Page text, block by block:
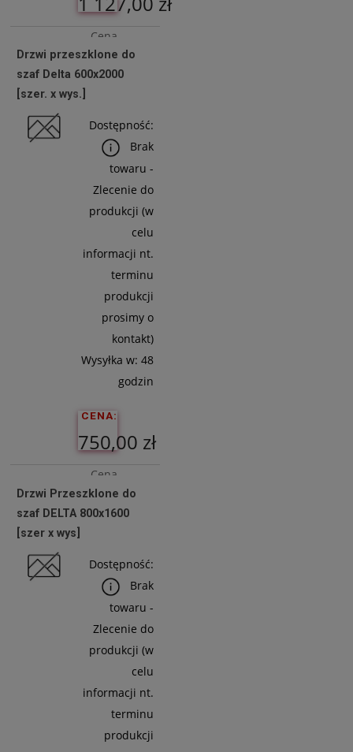
Cena
netto:
916,26 zł
Do
Koszyka
Drzwi przeszklone do
szaf Delta 600x2000
[szer. x wys.]
Dostępność:
Brak
towaru -
Zlecenie do
produkcji (w
celu
informacji nt.
terminu
produkcji
prosimy o
kontakt)
Wysyłka w: 48
godzin
CENA:
750,00 zł
Cena
netto:
609,76 zł
Do
Koszyka
Drzwi Przeszklone do
szaf DELTA 800x1600
[szer x wys]
Dostępność:
Brak
towaru -
Zlecenie do
produkcji (w
celu
informacji nt.
terminu
produkcji